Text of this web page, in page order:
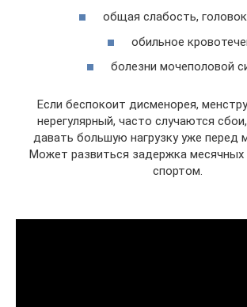
общая слабость,
обильное
болезни мочеполовой
Если беспокоит дисменорея,
нерегулярный, часто случаются
давать большую нагрузку уже перед
Может развиться задержка месячных
спортом.